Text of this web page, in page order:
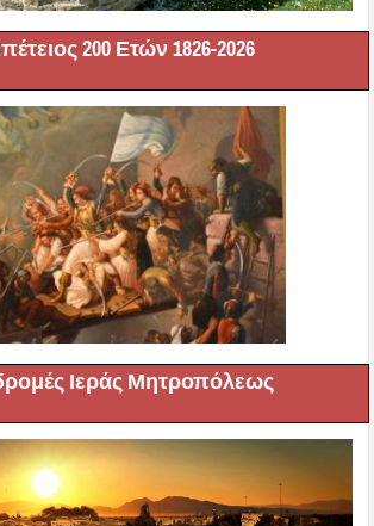
200 Ετών 1826-2026
Ιεράς Μητροπόλεως